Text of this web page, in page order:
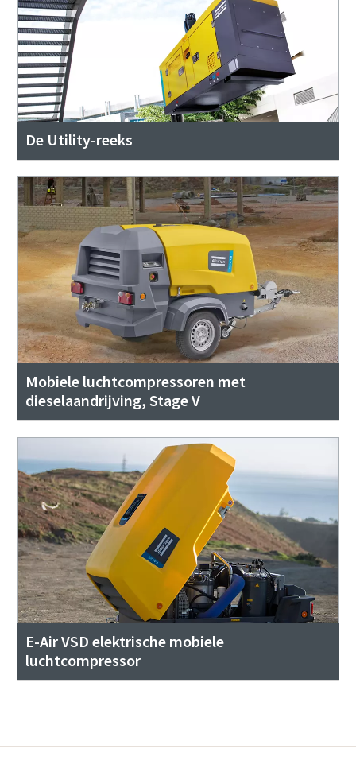
De Utility-reeks
Mobiele luchtcompressoren met
dieselaandrijving, Stage V
E-Air VSD elektrische mobiele
luchtcompressor